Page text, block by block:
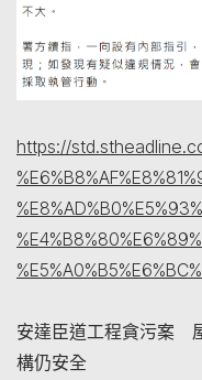
https://
安達臣道工程貪污案
構仍安全